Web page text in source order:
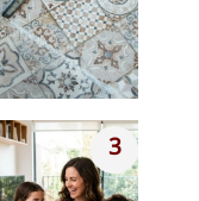
3